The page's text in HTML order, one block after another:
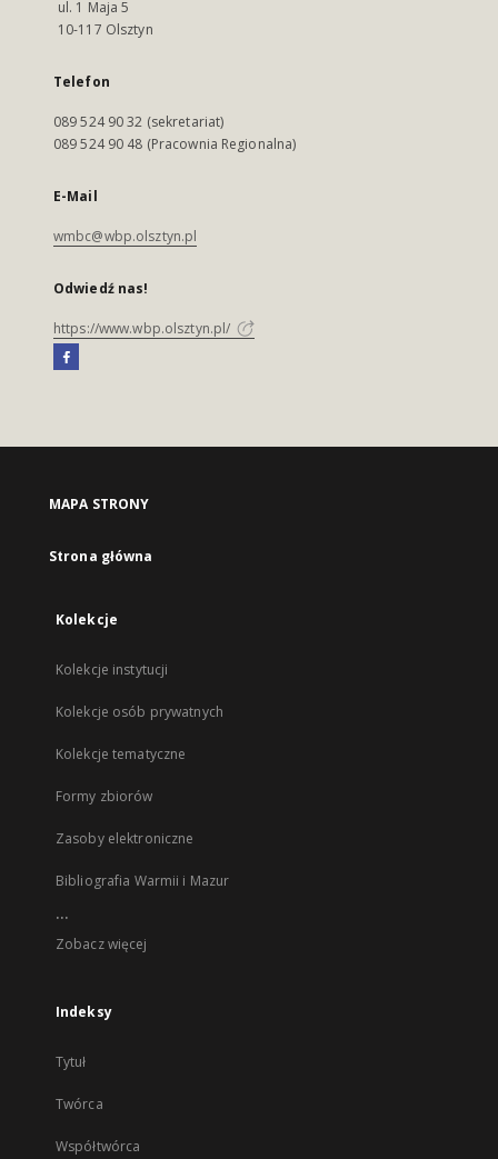
ul. 1 Maja 5
10-117 Olsztyn
Telefon
089 524 90 32 (sekretariat)
089 524 90 48 (Pracownia Regionalna)
E-Mail
wmbc@wbp.olsztyn.pl
Odwiedź nas!
https://www.wbp.olsztyn.pl/
MAPA STRONY
Strona główna
Kolekcje
Kolekcje instytucji
Kolekcje osób prywatnych
Kolekcje tematyczne
Formy zbiorów
Zasoby elektroniczne
Bibliografia Warmii i Mazur
...
Zobacz więcej
Indeksy
Tytuł
Twórca
Współtwórca